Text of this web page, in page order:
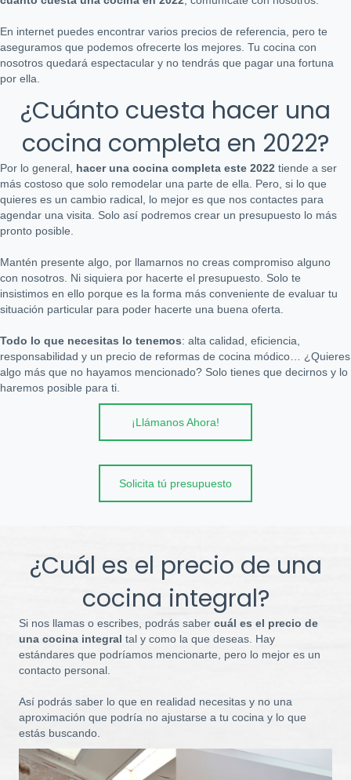
En internet puedes encontrar varios precios de referencia, pero te
aseguramos que podemos ofrecerte los mejores. Tu cocina con
nosotros quedará espectacular y no tendrás que pagar una fortuna
por ella.
¿Cuánto cuesta hacer una
cocina completa en 2022?
Por lo general, hacer una cocina completa este 2022 tiende a ser
más costoso que solo remodelar una parte de ella. Pero, si lo que
quieres es un cambio radical, lo mejor es que nos contactes para
agendar una visita. Solo así podremos crear un presupuesto lo más
pronto posible.
Mantén presente algo, por llamarnos no creas compromiso alguno
con nosotros. Ni siquiera por hacerte el presupuesto. Solo te
insistimos en ello porque es la forma más conveniente de evaluar tu
situación particular para poder hacerte una buena oferta.
Todo lo que necesitas lo tenemos: alta calidad, eficiencia,
responsabilidad y un precio de reformas de cocina módico… ¿Quieres
algo más que no hayamos mencionado? Solo tienes que decirnos y lo
haremos posible para ti.
¡Llámanos Ahora!
Solicita tú presupuesto
¿Cuál es el precio de una
cocina integral?
Si nos llamas o escribes, podrás saber cuál es el precio de
una cocina integral tal y como la que deseas. Hay
estándares que podríamos mencionarte, pero lo mejor es un
contacto personal.
Así podrás saber lo que en realidad necesitas y no una
aproximación que podría no ajustarse a tu cocina y lo que
estás buscando.